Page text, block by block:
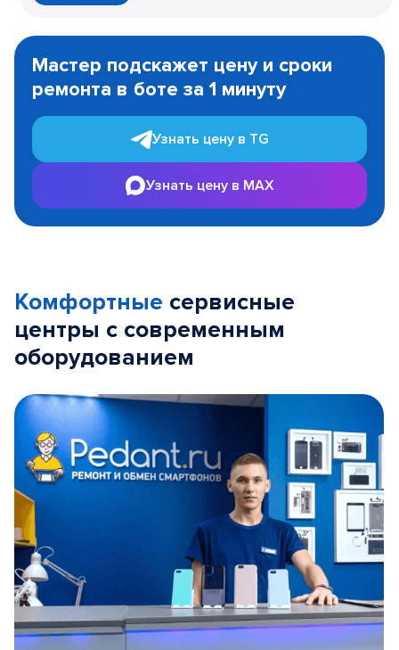
1
Мастер подскажет цену и сроки
ремонта в боте за 1 минуту
Узнать цену в TG
Узнать цену в MAX
Комфортные сервисные
центры с современным
оборудованием